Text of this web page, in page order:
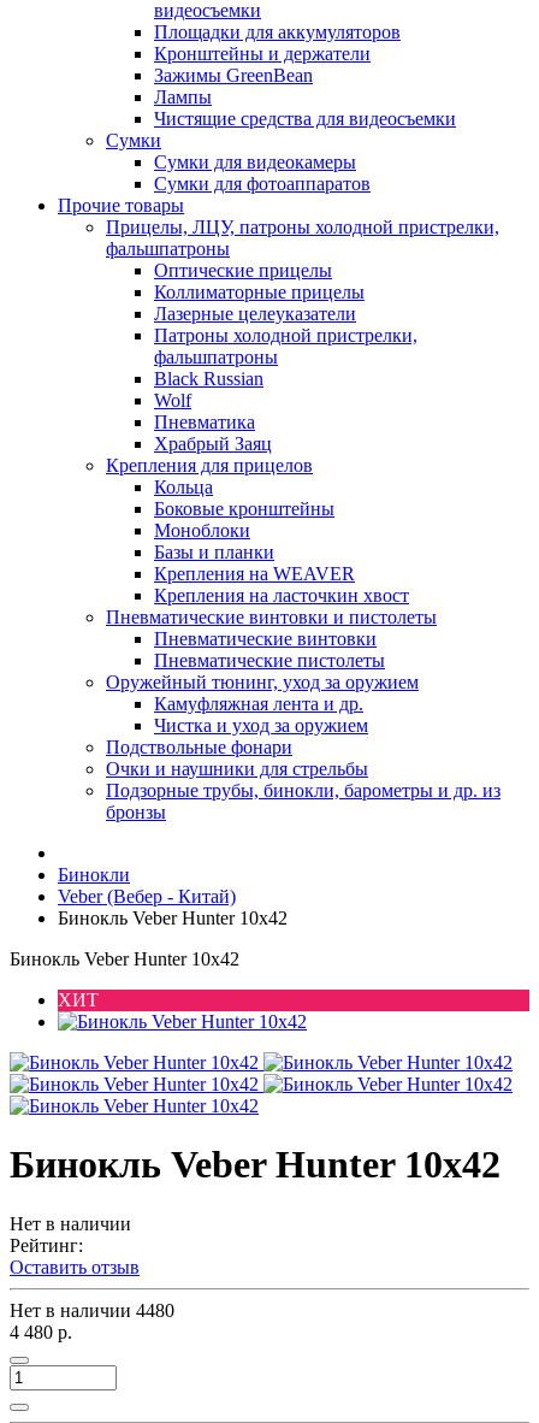
видеосъемки
Площадки для аккумуляторов
Кронштейны и держатели
Зажимы GreenBean
Лампы
Чистящие средства для видеосъемки
Сумки
Сумки для видеокамеры
Сумки для фотоаппаратов
Прочие товары
Прицелы, ЛЦУ, патроны холодной пристрелки,
фальшпатроны
Оптические прицелы
Коллиматорные прицелы
Лазерные целеуказатели
Патроны холодной пристрелки,
фальшпатроны
Black Russian
Wolf
Пневматика
Храбрый Заяц
Крепления для прицелов
Кольца
Боковые кронштейны
Моноблоки
Базы и планки
Крепления на WEAVER
Крепления на ласточкин хвост
Пневматические винтовки и пистолеты
Пневматические винтовки
Пневматические пистолеты
Оружейный тюнинг, уход за оружием
Камуфляжная лента и др.
Чистка и уход за оружием
Подствольные фонари
Очки и наушники для стрельбы
Подзорные трубы, бинокли, барометры и др. из
бронзы
Бинокли
Veber (Вебер - Китай)
Бинокль Veber Hunter 10х42
Бинокль Veber Hunter 10х42
ХИТ
Бинокль Veber Hunter 10х42
Нет в наличии
Рейтинг:
Оставить отзыв
Нет в наличии 4480
4 480 р.